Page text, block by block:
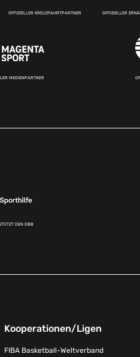
OFFIZIELLER KREUZFAHRTPARTNER OFFIZIELLER
MEDIENPARTNER
DEN DBB
Kooperationen/Ligen
FIBA Basketball-Weltverband